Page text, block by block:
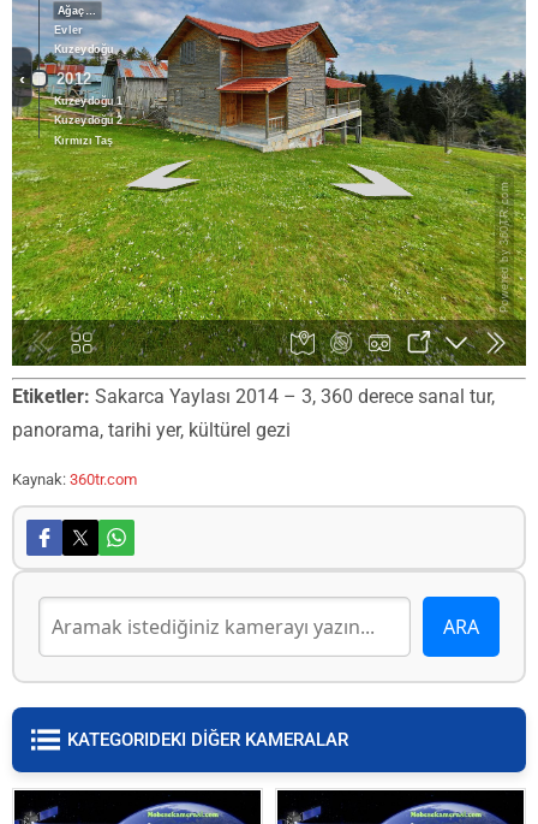
Etiketler: Sakarca Yaylası 2014 – 3, 360 derece sanal tur,
panorama, tarihi yer, kültürel gezi
Kaynak: 360tr.com
KATEGORIDEKI DİĞER KAMERALAR